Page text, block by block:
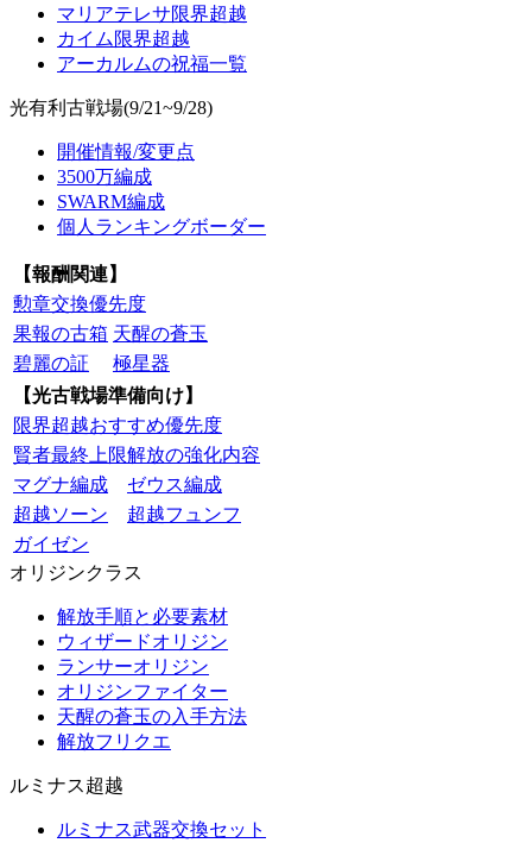
マリアテレサ限界超越
カイム限界超越
アーカルムの祝福一覧
光有利古戦場(9/21~9/28)
開催情報/変更点
3500万編成
SWARM編成
個人ランキングボーダー
【報酬関連】
勲章交換優先度
果報の古箱 天醒の蒼玉
碧麗の証
極星器
【光古戦場準備向け】
限界超越おすすめ優先度
賢者最終上限解放の強化内容
マグナ編成
ゼウス編成
超越ソーン
超越フュンフ
ガイゼン
オリジンクラス
解放手順と必要素材
ウィザードオリジン
ランサーオリジン
オリジンファイター
天醒の蒼玉の入手方法
解放フリクエ
ルミナス超越
ルミナス武器交換セット